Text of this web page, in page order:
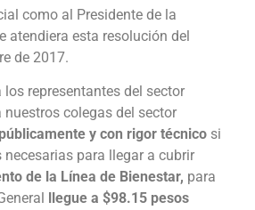
como al Presidente de la
atendiera esta resolución del
de 2017.
representantes del sector
nuestros colegas del sector
y con rigor técnico si
para llegar a cubrir
de la Línea de Bienestar, para
llegue a $98.15 pesos